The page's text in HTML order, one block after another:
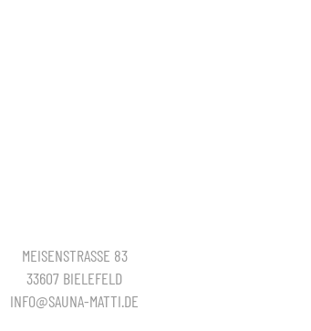
MEISENSTRASSE 83
33607 BIELEFELD
INFO@SAUNA-MATTI.DE